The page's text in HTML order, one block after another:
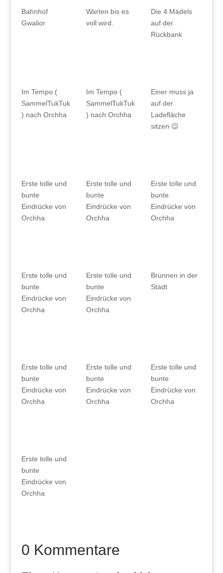
Bahnhof
Gwalior
Warten bis es
voll wird.
Die 4 Mädels
auf der
Rückbank
Im Tempo (
SammelTukTuk
) nach Orchha
Im Tempo (
SammelTukTuk
) nach Orchha
Einer muss ja
auf der
Ladefläche
sitzen 😉
Erste tolle und
bunte
Eindrücke von
Orchha
Erste tolle und
bunte
Eindrücke von
Orchha
Erste tolle und
bunte
Eindrücke von
Orchha
Erste tolle und
bunte
Eindrücke von
Orchha
Erste tolle und
bunte
Eindrücke von
Orchha
Brunnen in der
Stadt
Erste tolle und
bunte
Eindrücke von
Orchha
Erste tolle und
bunte
Eindrücke von
Orchha
Erste tolle und
bunte
Eindrücke von
Orchha
Erste tolle und
bunte
Eindrücke von
Orchha
0 Kommentare